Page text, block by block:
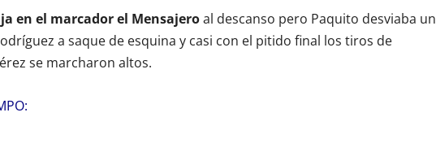
en el marcador el Mensajeroal descanso pero Paquito desviaba un
a saque de esquina y casi con el pitido final los tiros de
se marcharon altos.